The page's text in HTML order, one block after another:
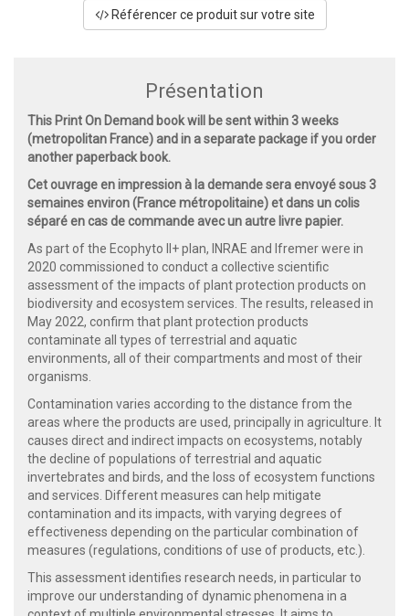
Référencer ce produit sur votre site
Présentation
This Print On Demand book will be sent within 3 weeks
(metropolitan France) and in a separate package if you order
another paperback book.
Cet ouvrage en impression à la demande sera envoyé sous 3
semaines environ (France métropolitaine) et dans un colis
séparé en cas de commande avec un autre livre papier.
As part of the Ecophyto II+ plan, INRAE and Ifremer were in
2020 commissioned to conduct a collective scientific
assessment of the impacts of plant protection products on
biodiversity and ecosystem services. The results, released in
May 2022, confirm that plant protection products
contaminate all types of terrestrial and aquatic
environments, all of their compartments and most of their
organisms.
Contamination varies according to the distance from the
areas where the products are used, principally in agriculture. It
causes direct and indirect impacts on ecosystems, notably
the decline of populations of terrestrial and aquatic
invertebrates and birds, and the loss of ecosystem functions
and services. Different measures can help mitigate
contamination and its impacts, with varying degrees of
effectiveness depending on the particular combination of
measures (regulations, conditions of use of products, etc.).
This assessment identifies research needs, in particular to
improve our understanding of dynamic phenomena in a